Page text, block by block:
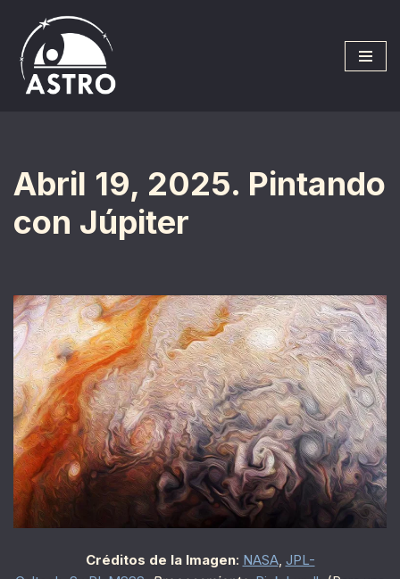
Saltar
al
contenido
Abril 19, 2025. Pintando
con Júpiter
Créditos de la Imagen: NASA, JPL-